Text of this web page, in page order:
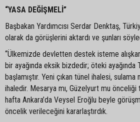
“YASA DEĞİŞMELİ”
Başbakan Yardımcısı Serdar Denktaş,
olarak da görüşlerini aktardı ve şunları
“Ülkemizde devletten destek isteme
bir ayağında eksik bizdedir; öteki ayağında
başlamıştır. Yeni çıkan tünel ihalesi,
ihaledir. Mesarya mı, Güzelyurt mu önceliği
hafta Ankara’da Veysel Eroğlu beyle
öncelik verileceğini kararlaştırdık.